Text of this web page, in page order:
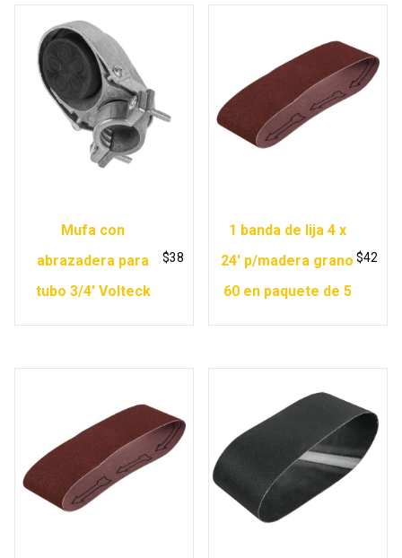
Mufa con
abrazadera para
tubo 3/4′ Volteck
$38
1 banda de lija 4 x
24′ p/madera grano
60 en paquete de 5
$42